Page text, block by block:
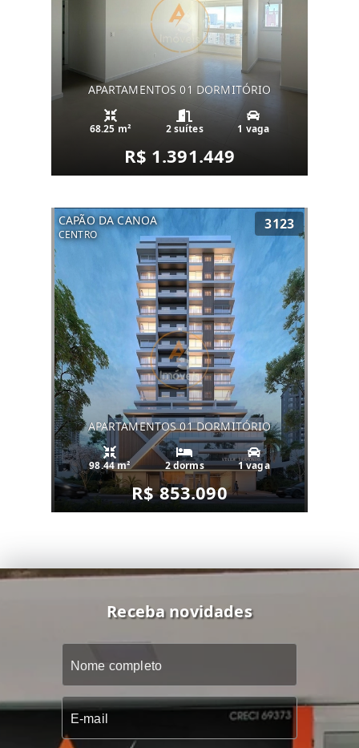
APARTAMENTOS 01 DORMITÓRIO
68.25 m² 2 suítes 1 vaga
R$ 1.391.449
CAPÃO DA CANOA
CENTRO
3123
APARTAMENTOS 01 DORMITÓRIO
98.44 m² 2 dorms 1 vaga
R$ 853.090
Receba novidades